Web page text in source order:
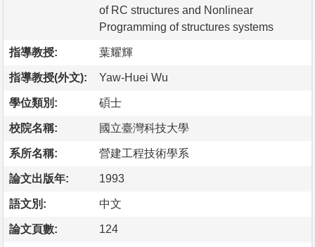
of RC structures and Nonlinear
Programming of structures systems
指導教授: 葉耀輝
指導教授(外文): Yaw-Huei Wu
學位類別: 碩士
校院名稱: 國立臺灣科技大學
系所名稱: 營建工程技術學系
論文出版年: 1993
語文別: 中文
論文頁數: 124